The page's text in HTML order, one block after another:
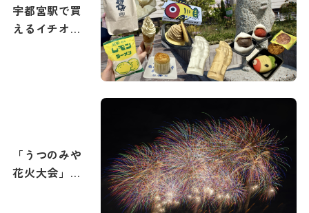
宇都宮駅で買
えるイチオシ
「うつのみや
花火大会」攻